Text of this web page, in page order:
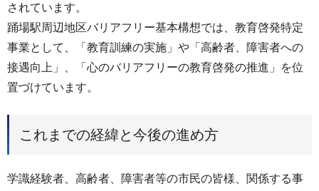
されています。
踊場駅周辺地区バリアフリー基本構想では、教育啓発特定
事業として、「教育訓練の実施」や「高齢者、障害者への
接遇向上」、「心のバリアフリーの教育啓発の推進」を位
置づけています。
これまでの経緯と今後の進め方
学識経験者、高齢者、障害者等の市民の皆様、関係する事